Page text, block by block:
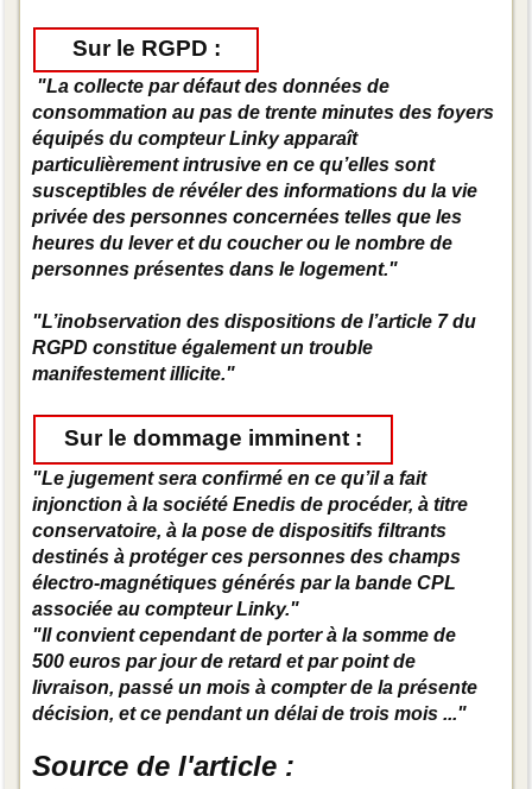
Sur le RGPD :
"La collecte par défaut des données de
consommation au pas de trente minutes des foyers
équipés du compteur Linky apparaît
particulièrement intrusive en ce qu’elles sont
susceptibles de révéler des informations du la vie
privée des personnes concernées telles que les
heures du lever et du coucher ou le nombre de
personnes présentes dans le logement."
"L’inobservation des dispositions de l’article 7 du
RGPD constitue également un trouble
manifestement illicite."
Sur le dommage imminent :
"Le jugement sera conﬁrmé en ce qu’il a fait
injonction à la société Enedis de procéder, à titre
conservatoire, à la pose de dispositifs ﬁltrants
destinés à protéger ces personnes des champs
électro-magnétiques générés par la bande CPL
associée au compteur Linky."
"Il convient cependant de porter à la somme de
500 euros par jour de retard et par point de
livraison, passé un mois à compter de la présente
décision, et ce pendant un délai de trois mois ..."
Source de l'article :